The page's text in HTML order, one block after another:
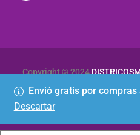
Envió gratis por
Descartar
Copyright © 2024
Política de Privacidad